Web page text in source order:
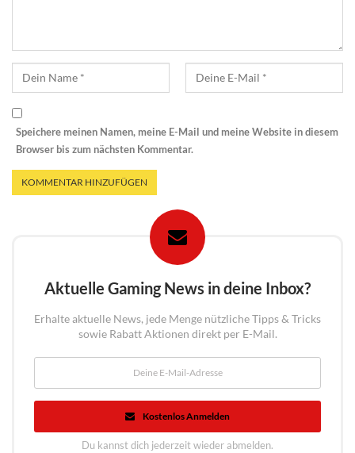
Speichere meinen Namen, meine E-Mail und meine Website in diesem
Browser bis zum nächsten Kommentar.
Aktuelle Gaming News in deine Inbox?
Erhalte aktuelle News, jede Menge nützliche Tipps & Tricks
sowie Rabatt Aktionen direkt per E-Mail.
Kostenlos Anmelden
Du kannst dich jederzeit wieder abmelden.